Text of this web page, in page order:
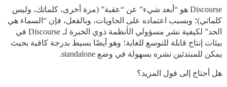
Discourse هو “أبعد شيء” عن “عقبة” (مرة أخرى، كلماتك، وليس
كلماتي)؛ وبسبب اعتماده على الحاويات، وبالفعل، فإن “السماء هي
الحد” لكيفية نشر مسؤولي الأنظمة ذوي الخبرة لـ Discourse في
بيئات إنتاج قابلة للتوسع للغاية؛ وهو أيضًا بسيط بدرجة كافية بحيث
يمكن للمبتدئين نشره بسهولة في وضع standalone.
هل أحتاج إلى قول المزيد؟